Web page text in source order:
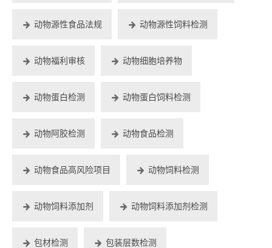
动物源性食品法规 动物源性饲料检测
动物福利审核 动物细胞培养物
动物蛋白检测 动物蛋白饲料检测
动物阿胶检测 动物食品检测
动物食品高风险项目 动物饲料检测
动物饲料添加剂 动物饲料添加剂检测
包材检测 包装层数检测